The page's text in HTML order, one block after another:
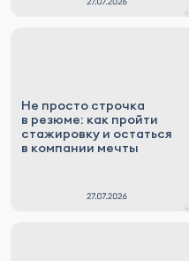
Не просто строчка
в резюме: как пройти
стажировку и остаться
в компании мечты